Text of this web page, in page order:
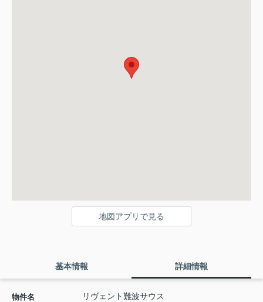
地図アプリで見る
基本情報 詳細情報
物件名 リヴェント難波サウス